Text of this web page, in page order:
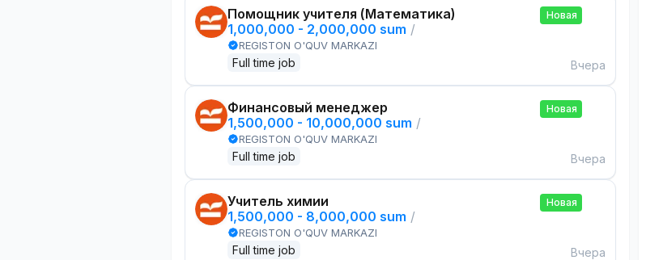
Помощник учителя (Математика)
1,000,000 - 2,000,000 sum /
REGISTON O'QUV MARKAZI
Full time job
Новая
Вчера
Финансовый менеджер
1,500,000 - 10,000,000 sum /
REGISTON O'QUV MARKAZI
Full time job
Новая
Вчера
Учитель химии
1,500,000 - 8,000,000 sum /
REGISTON O'QUV MARKAZI
Full time job
Новая
Вчера